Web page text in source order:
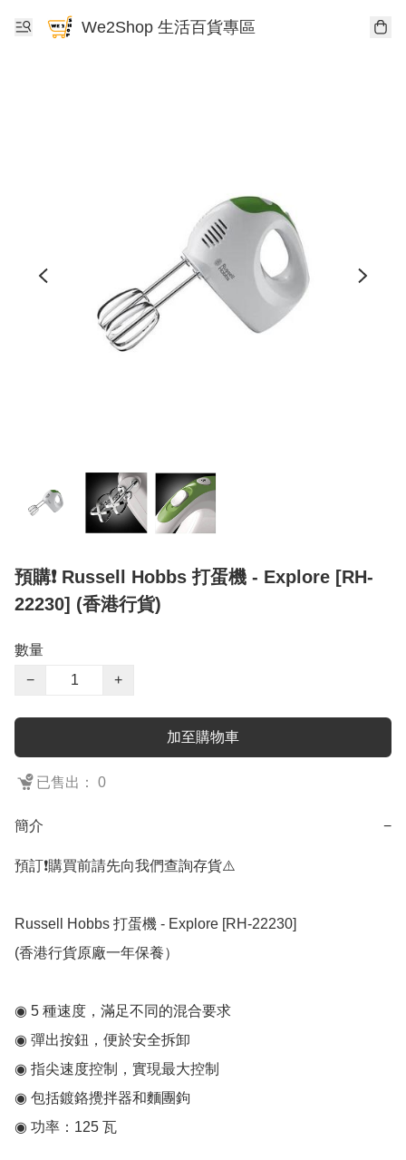
We2Shop 生活百貨專區
預購❗️ Russell Hobbs 打蛋機 - Explore [RH-
22230] (香港行貨)
數量
−
+
加至購物車
已售出： 0
簡介 −
預訂❗️購買前請先向我們查詢存貨⚠️
Russell Hobbs 打蛋機 - Explore [RH-22230]
(香港行貨原廠一年保養）
◉ 5 種速度，滿足不同的混合要求
◉ 彈出按鈕，便於安全拆卸
◉ 指尖速度控制，實現最大控制
◉ 包括鍍鉻攪拌器和麵團鉤
◉ 功率：125 瓦